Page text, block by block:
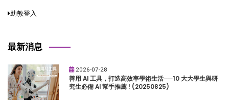
助教登入
最新消息
2026-07-28
善用 AI 工具，打造高效率學術生活──10 大大學生與研
究生必備 AI 幫手推薦 ! (20250825)